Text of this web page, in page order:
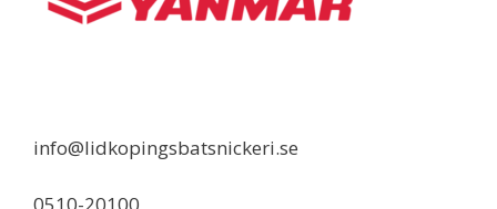
info@lidkopingsbatsnickeri.se
0510-20100